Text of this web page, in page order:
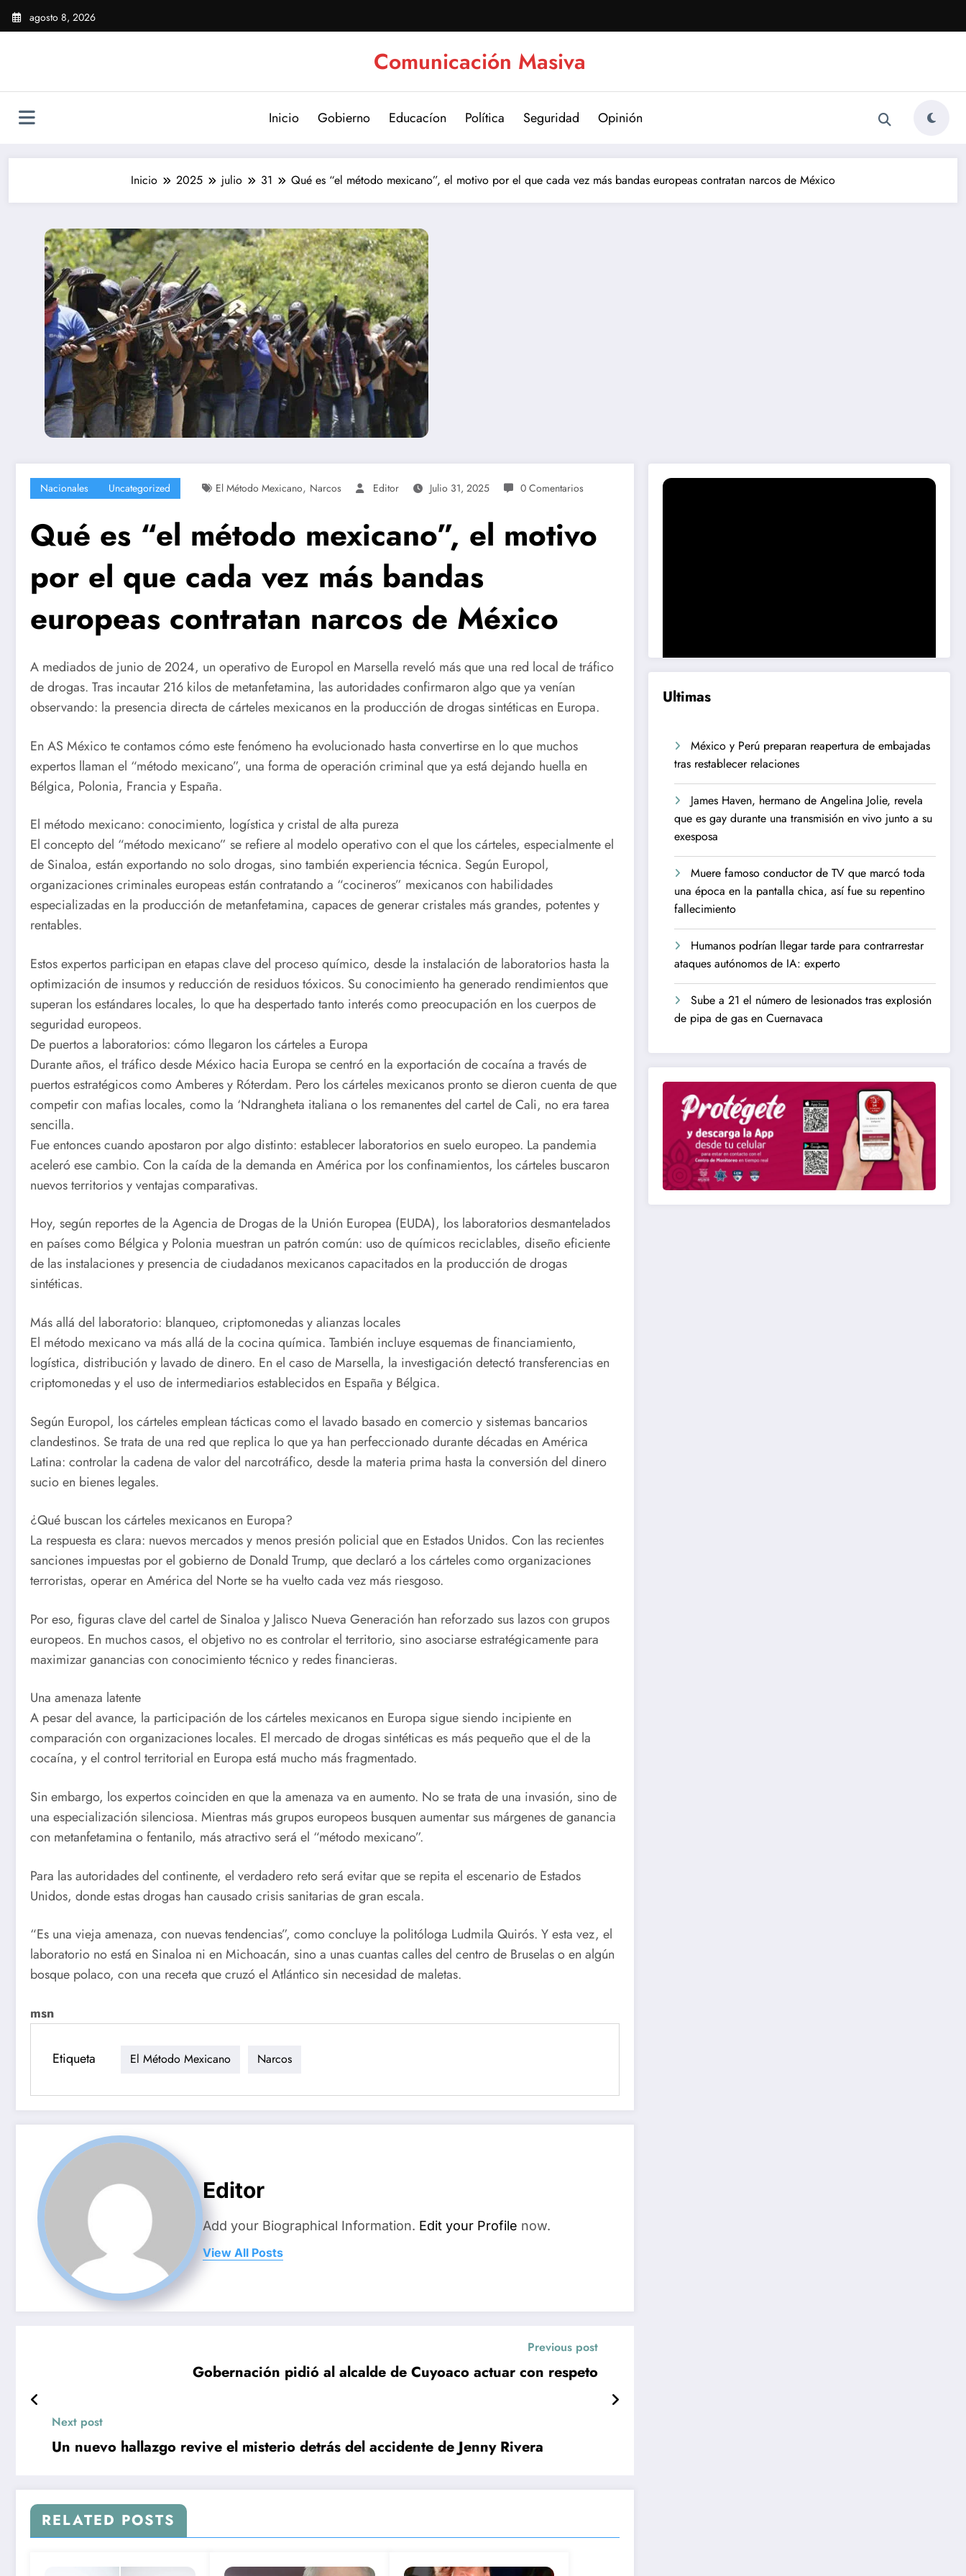
Saltar
agosto 8, 2026
Comunicación Masiva
Inicio Gobierno Educacíon Política Seguridad Opinión
Inicio 2025 julio 31 Qué es “el método mexicano”, el motivo por el que cada vez más bandas europeas contratan narcos de México
Nacionales Uncategorized El Método Mexicano, Narcos Editor Julio 31, 2025 0 Comentarios
Qué es “el método mexicano”, el motivo
por el que cada vez más bandas
europeas contratan narcos de México
A mediados de junio de 2024, un operativo de Europol en Marsella reveló más que una red local de tráfico
de drogas. Tras incautar 216 kilos de metanfetamina, las autoridades confirmaron algo que ya venían
observando: la presencia directa de cárteles mexicanos en la producción de drogas sintéticas en Europa.
En AS México te contamos cómo este fenómeno ha evolucionado hasta convertirse en lo que muchos
expertos llaman el “método mexicano”, una forma de operación criminal que ya está dejando huella en
Bélgica, Polonia, Francia y España.
El método mexicano: conocimiento, logística y cristal de alta pureza
El concepto del “método mexicano” se refiere al modelo operativo con el que los cárteles, especialmente el
de Sinaloa, están exportando no solo drogas, sino también experiencia técnica. Según Europol,
organizaciones criminales europeas están contratando a “cocineros” mexicanos con habilidades
especializadas en la producción de metanfetamina, capaces de generar cristales más grandes, potentes y
rentables.
Estos expertos participan en etapas clave del proceso químico, desde la instalación de laboratorios hasta la
optimización de insumos y reducción de residuos tóxicos. Su conocimiento ha generado rendimientos que
superan los estándares locales, lo que ha despertado tanto interés como preocupación en los cuerpos de
seguridad europeos.
De puertos a laboratorios: cómo llegaron los cárteles a Europa
Durante años, el tráfico desde México hacia Europa se centró en la exportación de cocaína a través de
puertos estratégicos como Amberes y Róterdam. Pero los cárteles mexicanos pronto se dieron cuenta de que
competir con mafias locales, como la ‘Ndrangheta italiana o los remanentes del cartel de Cali, no era tarea
sencilla.
Fue entonces cuando apostaron por algo distinto: establecer laboratorios en suelo europeo. La pandemia
aceleró ese cambio. Con la caída de la demanda en América por los confinamientos, los cárteles buscaron
nuevos territorios y ventajas comparativas.
Hoy, según reportes de la Agencia de Drogas de la Unión Europea (EUDA), los laboratorios desmantelados
en países como Bélgica y Polonia muestran un patrón común: uso de químicos reciclables, diseño eficiente
de las instalaciones y presencia de ciudadanos mexicanos capacitados en la producción de drogas
sintéticas.
Más allá del laboratorio: blanqueo, criptomonedas y alianzas locales
El método mexicano va más allá de la cocina química. También incluye esquemas de financiamiento,
logística, distribución y lavado de dinero. En el caso de Marsella, la investigación detectó transferencias en
criptomonedas y el uso de intermediarios establecidos en España y Bélgica.
Según Europol, los cárteles emplean tácticas como el lavado basado en comercio y sistemas bancarios
clandestinos. Se trata de una red que replica lo que ya han perfeccionado durante décadas en América
Latina: controlar la cadena de valor del narcotráfico, desde la materia prima hasta la conversión del dinero
sucio en bienes legales.
¿Qué buscan los cárteles mexicanos en Europa?
La respuesta es clara: nuevos mercados y menos presión policial que en Estados Unidos. Con las recientes
sanciones impuestas por el gobierno de Donald Trump, que declaró a los cárteles como organizaciones
terroristas, operar en América del Norte se ha vuelto cada vez más riesgoso.
Por eso, figuras clave del cartel de Sinaloa y Jalisco Nueva Generación han reforzado sus lazos con grupos
europeos. En muchos casos, el objetivo no es controlar el territorio, sino asociarse estratégicamente para
maximizar ganancias con conocimiento técnico y redes financieras.
Una amenaza latente
A pesar del avance, la participación de los cárteles mexicanos en Europa sigue siendo incipiente en
comparación con organizaciones locales. El mercado de drogas sintéticas es más pequeño que el de la
cocaína, y el control territorial en Europa está mucho más fragmentado.
Sin embargo, los expertos coinciden en que la amenaza va en aumento. No se trata de una invasión, sino de
una especialización silenciosa. Mientras más grupos europeos busquen aumentar sus márgenes de ganancia
con metanfetamina o fentanilo, más atractivo será el “método mexicano”.
Para las autoridades del continente, el verdadero reto será evitar que se repita el escenario de Estados
Unidos, donde estas drogas han causado crisis sanitarias de gran escala.
“Es una vieja amenaza, con nuevas tendencias”, como concluye la politóloga Ludmila Quirós. Y esta vez, el
laboratorio no está en Sinaloa ni en Michoacán, sino a unas cuantas calles del centro de Bruselas o en algún
bosque polaco, con una receta que cruzó el Atlántico sin necesidad de maletas.
msn
Etiqueta El Método Mexicano Narcos
Editor
Add your Biographical Information. Edit your Profile now.
View All Posts
Previous post
Gobernación pidió al alcalde de Cuyoaco actuar con respeto
Next post
Un nuevo hallazgo revive el misterio detrás del accidente de Jenny Rivera
RELATED POSTS
Ultimas
México y Perú preparan reapertura de embajadas
tras restablecer relaciones
James Haven, hermano de Angelina Jolie, revela
que es gay durante una transmisión en vivo junto a su
exesposa
Muere famoso conductor de TV que marcó toda
una época en la pantalla chica, así fue su repentino
fallecimiento
Humanos podrían llegar tarde para contrarrestar
ataques autónomos de IA: experto
Sube a 21 el número de lesionados tras explosión
de pipa de gas en Cuernavaca